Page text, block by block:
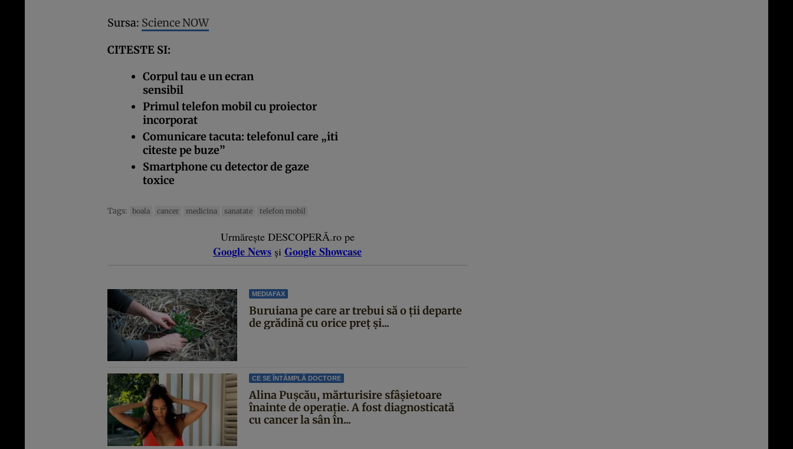
Sursa: Science NOW
CITESTE SI:
Corpul tau e un ecran
sensibil
Primul telefon mobil cu proiector
incorporat
Comunicare tacuta: telefonul care „iti
citeste pe buze”
Smartphone cu detector de gaze
toxice
Tags: boala cancer medicina sanatate telefon mobil
Urmărește DESCOPERĂ.ro pe
Google News și Google Showcase
MEDIAFAX
Buruiana pe care ar trebui să o ții departe
de grădină cu orice preț și...
CE SE ÎNTÂMPLĂ DOCTORE
Alina Pușcău, mărturisire sfâșietoare
înainte de operație. A fost diagnosticată
cu cancer la sân în...